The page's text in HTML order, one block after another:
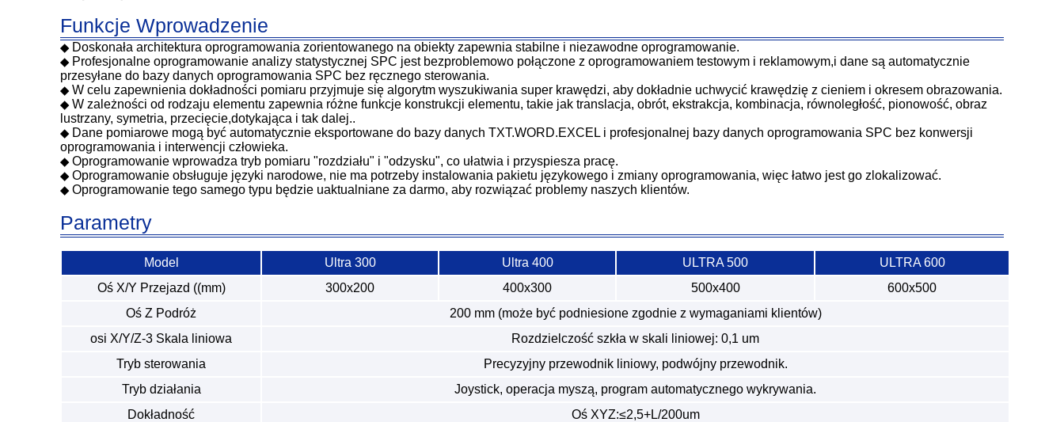
Funkcje Wprowadzenie
◆ Doskonała architektura oprogramowania zorientowanego na obiekty zapewnia stabilne i niezawodne oprogramowanie.
◆ Profesjonalne oprogramowanie analizy statystycznej SPC jest bezproblemowo połączone z oprogramowaniem testowym i reklamowym,i dane są automatycznie
przesyłane do bazy danych oprogramowania SPC bez ręcznego sterowania.
◆ W celu zapewnienia dokładności pomiaru przyjmuje się algorytm wyszukiwania super krawędzi, aby dokładnie uchwycić krawędzię z cieniem i okresem obrazowania.
◆ W zależności od rodzaju elementu zapewnia różne funkcje konstrukcji elementu, takie jak translacja, obrót, ekstrakcja, kombinacja, równoległość, pionowość, obraz
lustrzany, symetria, przecięcie,dotykająca i tak dalej..
◆ Dane pomiarowe mogą być automatycznie eksportowane do bazy danych TXT.WORD.EXCEL i profesjonalnej bazy danych oprogramowania SPC bez konwersji
oprogramowania i interwencji człowieka.
◆ Oprogramowanie wprowadza tryb pomiaru "rozdziału" i "odzysku", co ułatwia i przyspiesza pracę.
◆ Oprogramowanie obsługuje języki narodowe, nie ma potrzeby instalowania pakietu językowego i zmiany oprogramowania, więc łatwo jest go zlokalizować.
◆ Oprogramowanie tego samego typu będzie uaktualniane za darmo, aby rozwiązać problemy naszych klientów.
Parametry
Model Ultra 300 Ultra 400 ULTRA 500
ULTRA 600
Oś X/Y Przejazd ((mm)
300x200 400x300 500x400
600x500
Oś Z Podróż
200 mm (może być podniesione zgodnie z wymaganiami klientów)
osi X/Y/Z-3 Skala liniowa
Rozdzielczość szkła w skali liniowej: 0,1 um
Tryb sterowania
Precyzyjny przewodnik liniowy, podwójny przewodnik.
Tryb działania
Joystick, operacja myszą, program automatycznego wykrywania.
Dokładność
Oś XYZ:≤2,5+L/200um